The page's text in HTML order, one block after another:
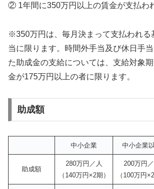
② 1年間に350万円以上の賃金が支払わ
※350万円は、毎月決まって支払われる
当に限ります。時間外手当及び休日手
た助成金の支給については、支給対象
金が175万円以上の者に限ります。
助成額
中小企業 中小企業
助成額
280万円／人
（140万円×2期）
200万円
（100万円×2